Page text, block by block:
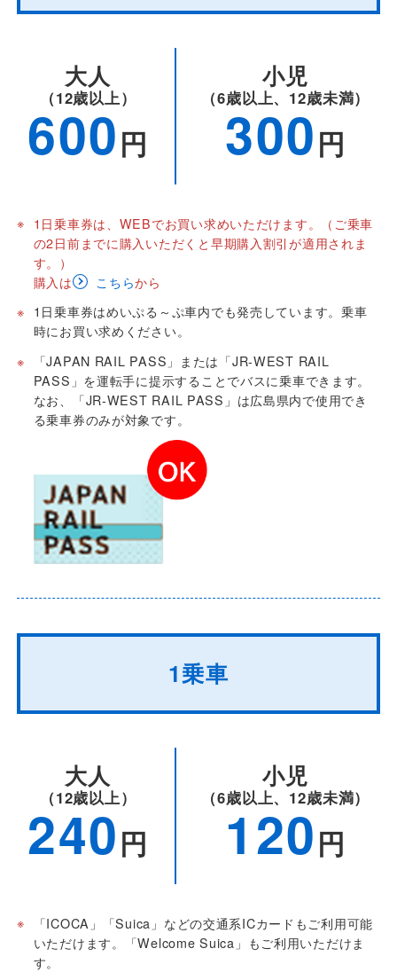
大人
（12歳以上）
600円
小児
（6歳以上、12歳未満）
300円
※ 1日乗車券は、WEBでお買い求めいただけます。（ご乗車
の2日前までに購入いただくと早期購入割引が適用されま
す。）
購入は
こちらから
※ 1日乗車券はめいぷる～ぷ車内でも発売しています。乗車
時にお買い求めください。
※
「JAPAN RAIL PASS」または「JR-WEST RAIL
PASS」を運転手に提示することでバスに乗車できます。
なお、「JR-WEST RAIL PASS」は広島県内で使用でき
る乗車券のみが対象です。
1乗車
大人
（12歳以上）
240円
小児
（6歳以上、12歳未満）
120円
※
「ICOCA」「Suica」などの交通系ICカードもご利用可能
いただけます。「Welcome Suica」もご利用いただけま
す。